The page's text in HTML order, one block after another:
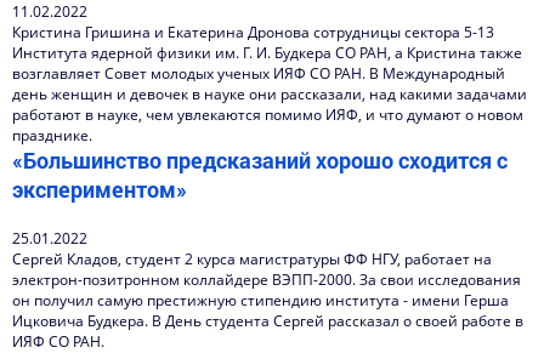
11.02.2022
Кристина Гришина и Екатерина Дронова сотрудницы сектора 5-13
Института ядерной физики им. Г. И. Будкера СО РАН, а Кристина также
возглавляет Совет молодых ученых ИЯФ СО РАН. В Международный
день женщин и девочек в науке они рассказали, над какими задачами
работают в науке, чем увлекаются помимо ИЯФ, и что думают о новом
празднике.
«Большинство предсказаний хорошо сходится с
экспериментом»
25.01.2022
Сергей Кладов, студент 2 курса магистратуры ФФ НГУ, работает на
электрон-позитронном коллайдере ВЭПП-2000. За свои исследования
он получил самую престижную стипендию института - имени Герша
Ицковича Будкера. В День студента Сергей рассказал о своей работе в
ИЯФ СО РАН.